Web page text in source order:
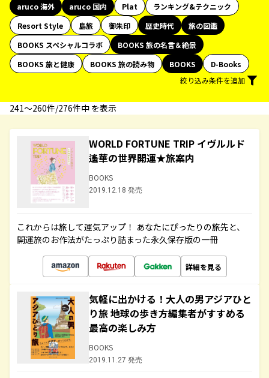
aruco 海外
aruco 国内 Plat
ランキング&テクニック
Resort Style
島旅 御朱印 歴史時代
旅の図鑑
BOOKS スペシャルコラボ
BOOKS 旅の名言＆絶景
BOOKS 旅と健康
BOOKS 旅の読み物 BOOKS
D-Books
絞り込み条件を追加
241〜260件/276件中 を表示
WORLD FORTUNE TRIP イヴルルド
遙華の世界開運★旅案内
BOOKS
2019.12.18 発売
これからは旅して運気アップ！ あなたにぴったりの旅先と、
開運旅のお作法がたっぷり詰まった永久保存版の一冊
詳細を見る
気軽に出かける！大人の男アジアひと
り旅 地球の歩き方編集者がすすめる
最高の楽しみ方
BOOKS
2019.11.27 発売